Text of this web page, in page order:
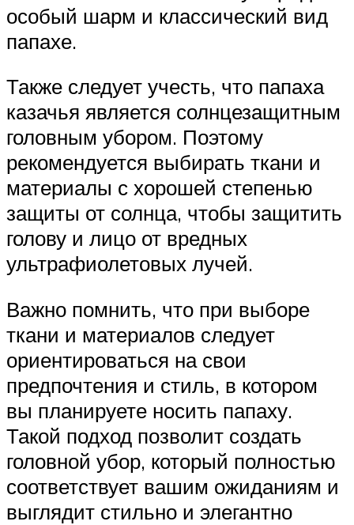
особый шарм и классический вид
папахе.
Также следует учесть, что папаха
казачья является солнцезащитным
головным убором. Поэтому
рекомендуется выбирать ткани и
материалы с хорошей степенью
защиты от солнца, чтобы защитить
голову и лицо от вредных
ультрафиолетовых лучей.
Важно помнить, что при выборе
ткани и материалов следует
ориентироваться на свои
предпочтения и стиль, в котором
вы планируете носить папаху.
Такой подход позволит создать
головной убор, который полностью
соответствует вашим ожиданиям и
выглядит стильно и элегантно